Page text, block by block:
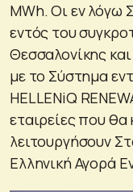
MWh. Οι εν λόγω
εντός του
Θεσσαλονίκης
με το Σύστημα
HELLENiQ
εταιρείες που
λειτουργήσουν
Ελληνική Αγορά